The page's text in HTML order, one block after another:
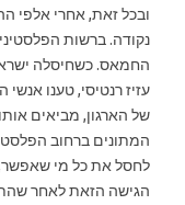
ובכל זאת, אחרי אלפי
נקודה. ברשות
החמאס. כשחיסלה
עזיז רנטיסי, טענו
של הארגון, מביאים
המתונים ברחוב
לחסל את כל מי
הגישה הזאת לאחר